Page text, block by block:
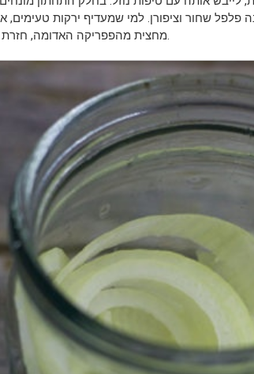
פלפל שחור וציפורן. למי שמעדיף ירקות טעימים,
מחצית מהפפריקה האדומה, חזרת מגוררת או ג'ינג'ר.